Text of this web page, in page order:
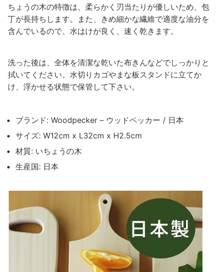
ちょうの木の特徴は、柔らかく刃当たりが優しいため、包
丁が長持ちします。また、きめ細かな繊維で適度な油分を
含んでいるので、水はけが良く、速く乾きます。
洗った後は、全体を清潔な乾いた布きんなどでしっかりと
拭いてください。水切りカゴやまな板スタンドに立てか
け、浮かせる状態で保管して下さい。
ブランド: Woodpecker – ウッドペッカー / 日本
サイズ: W12cm x L32cm x H2.5cm
材質: いちょうの木
生産国: 日本